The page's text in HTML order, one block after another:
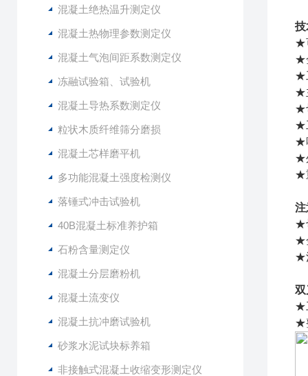
混凝土绝热温升测定仪
混凝土热物理参数测定仪
混凝土气泡间距系数测定仪
冻融试验箱、试验机
混凝土导热系数测定仪
粒状木质纤维筛分磨损
混凝土芯样磨平机
多功能混凝土强度检测仪
落锤式冲击试验机
40B混凝土标准养护箱
石粉含量测定仪
混凝土分层磨粉机
混凝土流变仪
混凝土抗冲磨试验机
砂浆水泥试块标养箱
非接触式混凝土收缩变形测定仪
技
★
★
★
★
★
★
★
★
★
注
★
★
★
双
★
★